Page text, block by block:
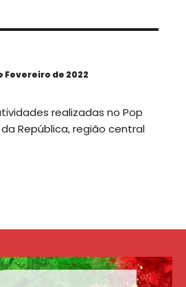
Fevereiro de 2022
realizadas no Pop
República, região central